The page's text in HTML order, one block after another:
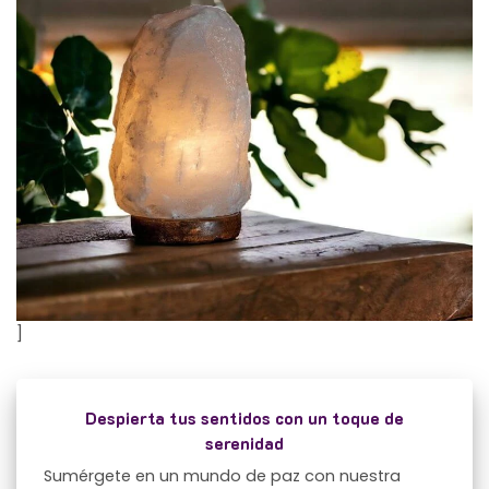
Despierta tus sentidos con un toque de
serenidad
Sumérgete en un mundo de paz con nuestra